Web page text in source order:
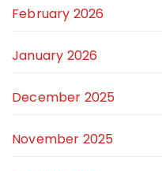
February 2026
January 2026
December 2025
November 2025